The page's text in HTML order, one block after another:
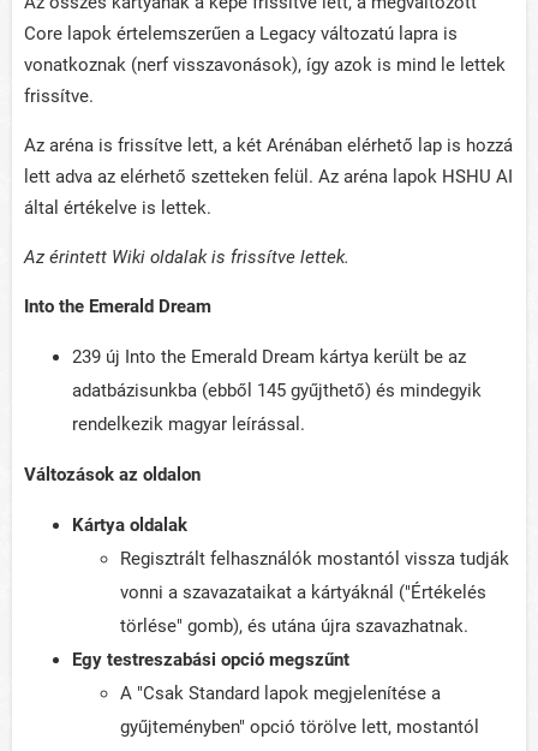
Core lapok értelemszerűen a Legacy változatú lapra is
vonatkoznak (nerf visszavonások), így azok is mind le lettek
frissítve.
Az aréna is frissítve lett, a két Arénában elérhető lap is hozzá
lett adva az elérhető szetteken felül. Az aréna lapok HSHU AI
által értékelve is lettek.
Az érintett Wiki oldalak is frissítve lettek.
Into the Emerald Dream
239 új Into the Emerald Dream kártya került be az
adatbázisunkba (ebből 145 gyűjthető) és mindegyik
rendelkezik magyar leírással.
Változások az oldalon
Kártya oldalak
Regisztrált felhasználók mostantól vissza tudják
vonni a szavazataikat a kártyáknál ("Értékelés
törlése" gomb), és utána újra szavazhatnak.
Egy testreszabási opció megszűnt
A "Csak Standard lapok megjelenítése a
gyűjteményben" opció törölve lett, mostantól